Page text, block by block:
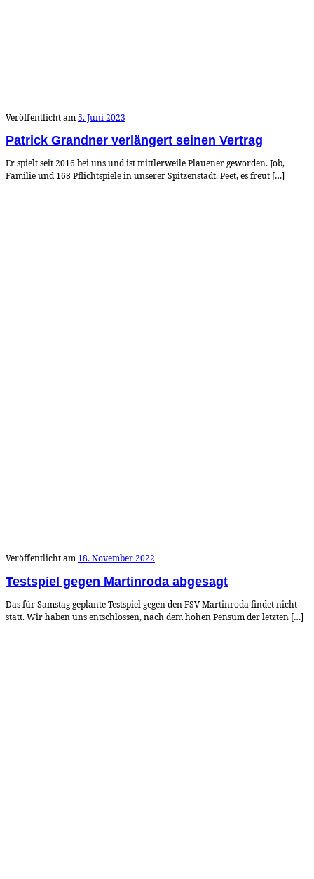
Veröffentlicht am5. Juni 2023
Patrick Grandner verlängert seinen Vertrag
Er spielt seit 2016 bei uns und ist mittlerweile Plauener geworden. Job,
Familie und 168 Pflichtspiele in unserer Spitzenstadt. Peet, es freut […]
Veröffentlicht am 18. November 2022
Testspiel gegen Martinroda abgesagt
Das für Samstag geplante Testspiel gegen den FSV Martinroda findet nicht
statt. Wir haben uns entschlossen, nach dem hohen Pensum der letzten […]